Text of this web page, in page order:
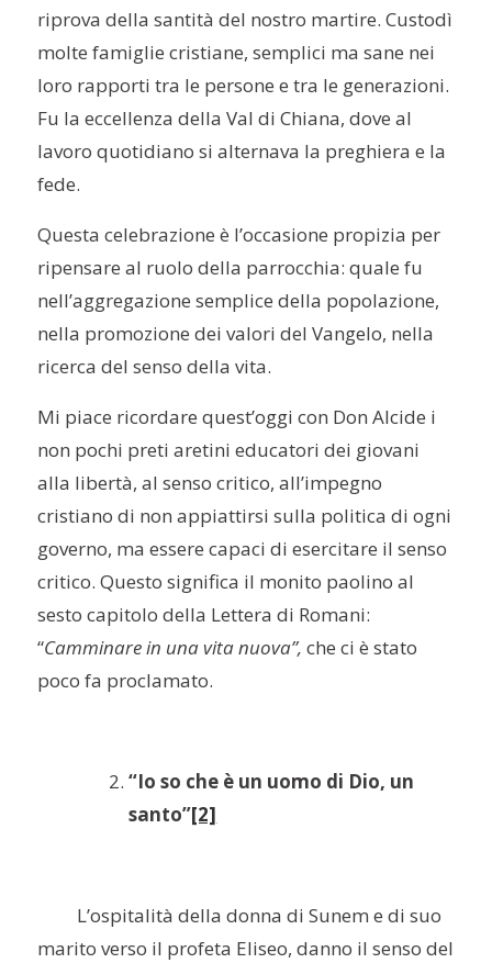
riprova della santità del nostro martire. Custodì
molte famiglie cristiane, semplici ma sane nei
loro rapporti tra le persone e tra le generazioni.
Fu la eccellenza della Val di Chiana, dove al
lavoro quotidiano si alternava la preghiera e la
fede.
Questa celebrazione è l’occasione propizia per
ripensare al ruolo della parrocchia: quale fu
nell’aggregazione semplice della popolazione,
nella promozione dei valori del Vangelo, nella
ricerca del senso della vita.
Mi piace ricordare quest’oggi con Don Alcide i
non pochi preti aretini educatori dei giovani
alla libertà, al senso critico, all’impegno
cristiano di non appiattirsi sulla politica di ogni
governo, ma essere capaci di esercitare il senso
critico. Questo significa il monito paolino al
sesto capitolo della Lettera di Romani:
“Camminare in una vita nuova”, che ci è stato
poco fa proclamato.
“Io so che è un uomo di Dio, un
santo”[2]
L’ospitalità della donna di Sunem e di suo
marito verso il profeta Eliseo, danno il senso del